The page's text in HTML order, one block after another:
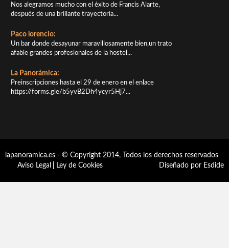
Nos alegramos mucho con el éxito de Francis Alarte,
después de una brillante trayectoria...
Paco lorencio:
Un bar donde desayunar maravillosamente bien,un trato
afable grandes profesionales de la hostel...
La Panorámica:
Preinscripciones hasta el 29 de enero en el enlace
https://forms.gle/b5yvB2Dh4ycyr5Hj7...
lapanoramica.es - © Copyright 2014, Todos los derechos reservados
Aviso Legal
Ley de Cookies Diseñado por Esdide